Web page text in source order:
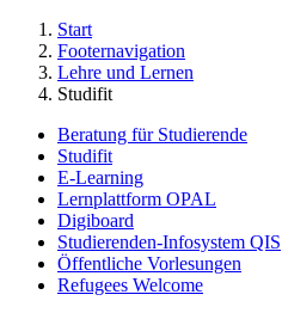
Start
Footernavigation
Lehre und Lernen
Studifit
Beratung für Studierende
Studifit
E-Learning
Lernplattform OPAL
Digiboard
Studierenden-Infosystem QIS
Öffentliche Vorlesungen
Refugees Welcome